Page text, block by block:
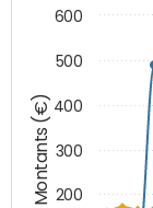
Montants (€) 200
300
400
500
600